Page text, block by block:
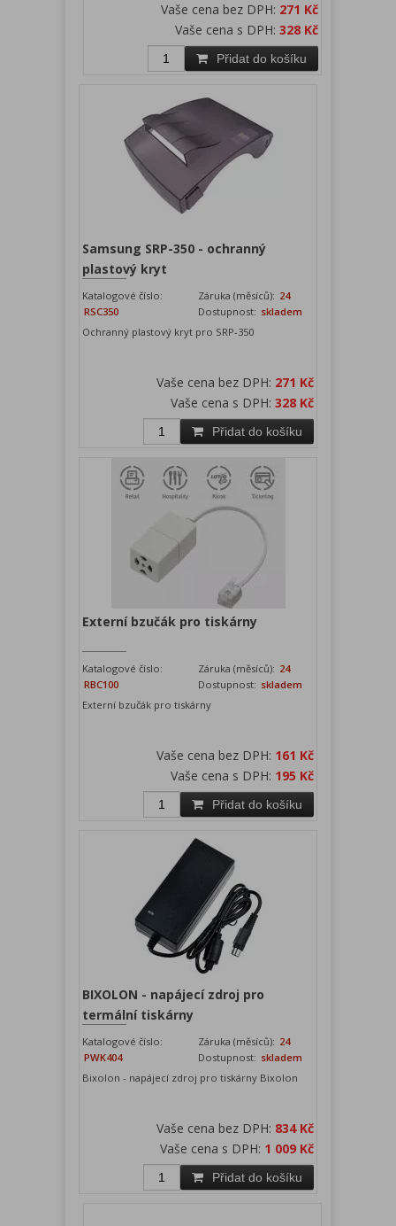
Vaše cena bez DPH: 271 Kč
Vaše cena s DPH:328 Kč
Přidat do košíku
Samsung SRP-350 - ochranný
plastový kryt
Katalogové číslo:
RSC350
Záruka (měsíců): 24
Dostupnost: skladem
Ochranný plastový kryt pro SRP-350
Vaše cena bez DPH: 271 Kč
Vaše cena s DPH: 328 Kč
Přidat do košíku
Externí bzučák pro tiskárny
Katalogové číslo:
RBC100
Záruka (měsíců): 24
Dostupnost: skladem
Externí bzučák pro tiskárny
Vaše cena bez DPH: 161 Kč
Vaše cena s DPH: 195 Kč
Přidat do košíku
BIXOLON - napájecí zdroj pro
termální tiskárny
Katalogové číslo:
PWK404
Záruka (měsíců): 24
Dostupnost: skladem
Bixolon - napájecí zdroj pro tiskárny Bixolon
Vaše cena bez DPH: 834 Kč
Vaše cena s DPH: 1 009 Kč
Přidat do košíku